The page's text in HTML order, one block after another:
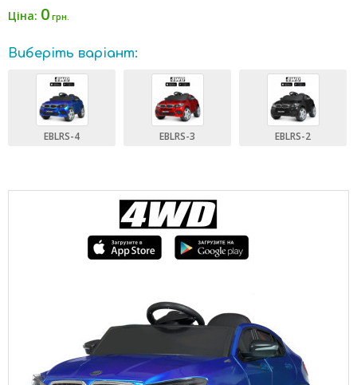
Ціна: 0 грн.
Виберіть варіант:
EBLRS-4 EBLRS-3 EBLRS-2